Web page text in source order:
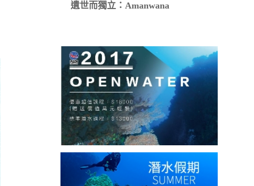
遺世而獨立：Amanwana